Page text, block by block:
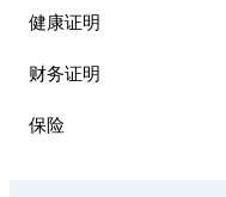
健康证明
财务证明
保险